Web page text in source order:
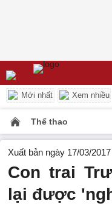
Mới nhất Xem nhiều
Thể thao
Xuất bản ngày 17/03/
Con trai
lại được